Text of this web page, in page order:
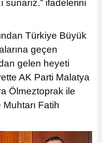
sunarız.” ifadelerini
Türkiye Büyük
geçen
gelen heyeti
AK Parti Malatya
Ölmeztoprak ile
Fatih